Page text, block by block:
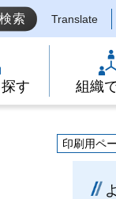
Translate
す 組織
印刷用ペ